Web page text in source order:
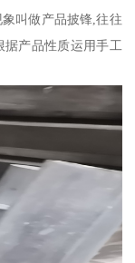
叫做产品披锋,往往
产品性质运用手工